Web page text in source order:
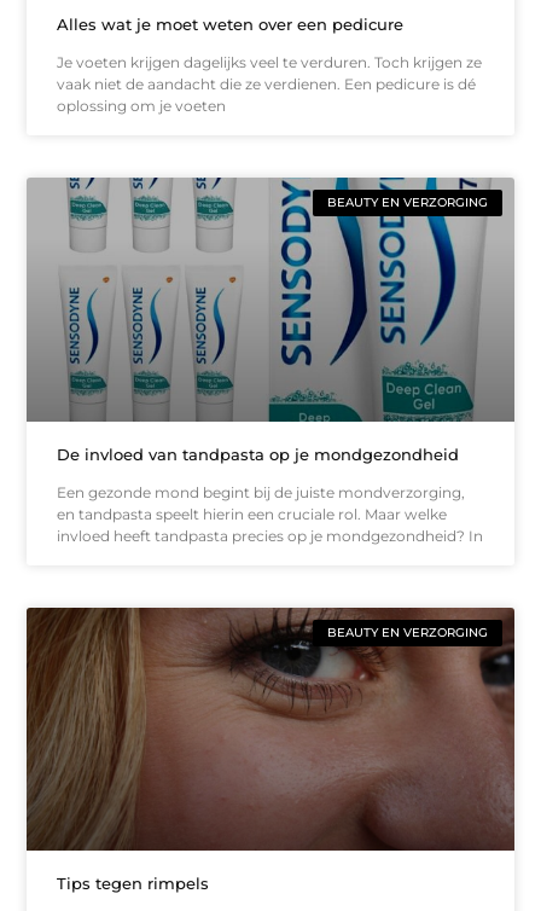
Alles wat je moet weten over een pedicure
Je voeten krijgen dagelijks veel te verduren. Toch krijgen ze
vaak niet de aandacht die ze verdienen. Een pedicure is dé
oplossing om je voeten
BEAUTY EN VERZORGING
De invloed van tandpasta op je mondgezondheid
Een gezonde mond begint bij de juiste mondverzorging,
en tandpasta speelt hierin een cruciale rol. Maar welke
invloed heeft tandpasta precies op je mondgezondheid? In
BEAUTY EN VERZORGING
Tips tegen rimpels